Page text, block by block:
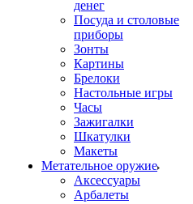
денег
Посуда и столовые
приборы
Зонты
Картины
Брелоки
Настольные игры
Часы
Зажигалки
Шкатулки
Макеты
Метательное оружие
Аксессуары
Арбалеты